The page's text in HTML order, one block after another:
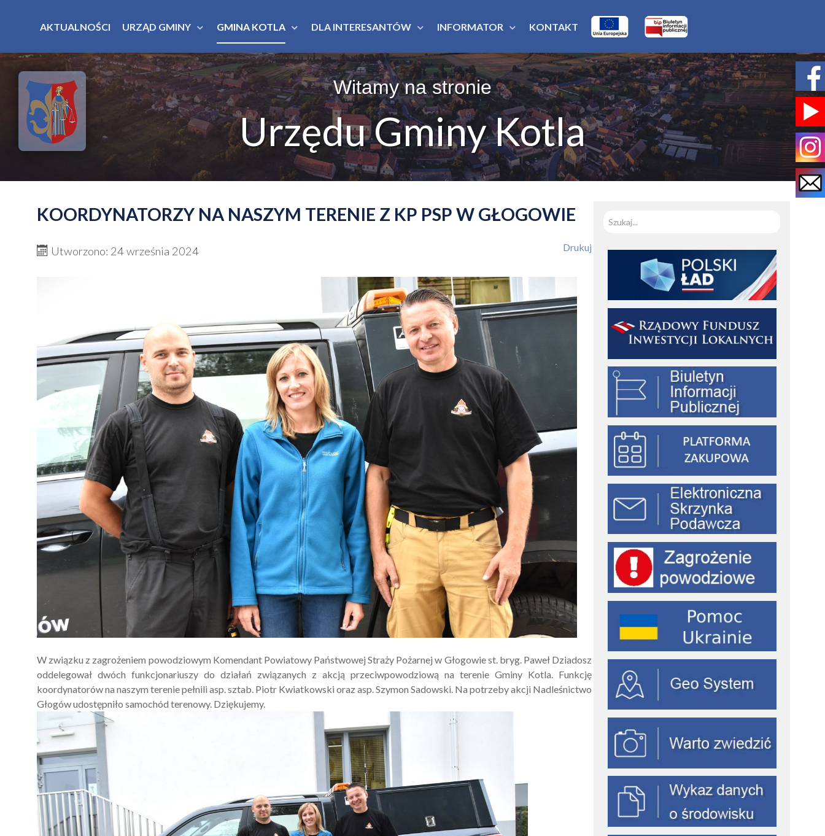
AKTUALNOŚCI URZĄD GMINY GMINA KOTLA DLA INTERESANTÓW INFORMATOR KONTAKT
Witamy na stronie
Urzędu Gminy Kotla
KOORDYNATORZY NA NASZYM TERENIE Z KP PSP W GŁOGOWIE
Drukuj
Utworzono: 24 września 2024
W związku z zagrożeniem powodziowym Komendant Powiatowy Państwowej Straży Pożarnej w Głogowie st. bryg. Paweł Dziadosz
oddelegował dwóch funkcjonariuszy do działań związanych z akcją przeciwpowodziową na terenie Gminy Kotla. Funkcję
koordynatorów na naszym terenie pełnili asp. sztab. Piotr Kwiatkowski oraz asp. Szymon Sadowski. Na potrzeby akcji Nadleśnictwo
Głogów udostępniło samochód terenowy. Dziękujemy.